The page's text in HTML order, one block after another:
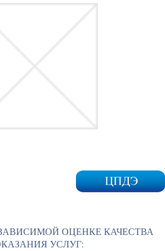
ОЦЕНКЕ КАЧЕСТВА
УСЛУГ: